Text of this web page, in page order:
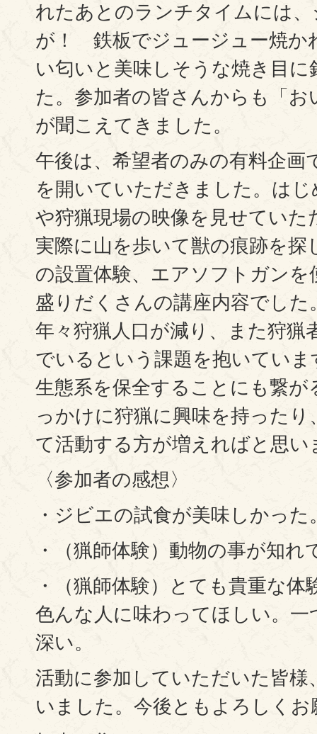
れたあとのランチタイムには
が！ 鉄板でジュージュー焼か
い匂いと美味しそうな焼き目
た。参加者の皆さんからも「お
が聞こえてきました。
午後は、希望者のみの有料企画
を開いていただきました。はじ
や狩猟現場の映像を見せていた
実際に山を歩いて獣の痕跡を探
の設置体験、エアソフトガンを
盛りだくさんの講座内容でした
年々狩猟人口が減り、また狩猟
でいるという課題を抱いてい
生態系を保全することにも繋
っかけに狩猟に興味を持った
て活動する方が増えればと思い
〈参加者の感想〉
・ジビエの試食が美味しかった
・（猟師体験）動物の事が知れ
・（猟師体験）とても貴重な
色んな人に味わってほしい。
深い。
活動に参加していただいた皆
いました。今後ともよろしく